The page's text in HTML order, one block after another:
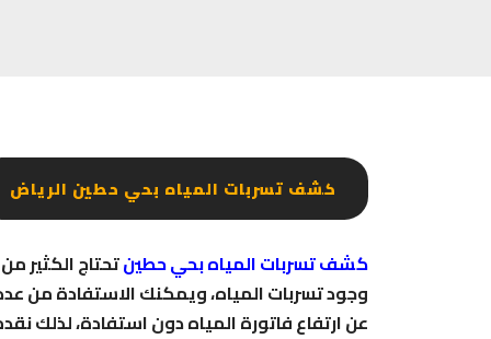
كشف تسربات المياه بحي حطين الرياض
كشف تسربات المياه بحي حطينتحتاج الكثير
وجود تسربات المياه، ويمكنك الاستفادة من
عن ارتفاع فاتورة المياه دون استفادة،